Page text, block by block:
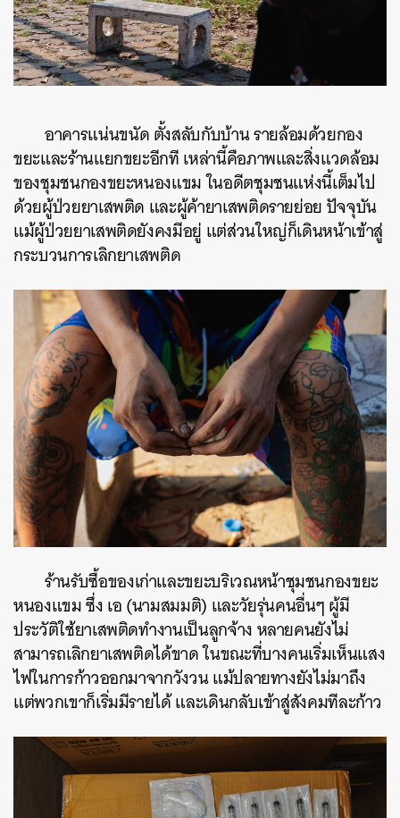
อาคารแน่นขนัด ตั้งสลับกับบ้าน รายล้อมด้วยกอง
ขยะและร้านแยกขยะอีกที เหล่านี้คือภาพและสิ่งแวดล้อม
ของชุมชนกองขยะหนองแขม ในอดีตชุมชนแห่งนี้เต็มไป
ด้วยผู้ป่วยยาเสพติด และผู้ค้ายาเสพติดรายย่อย ปัจจุบัน
แม้ผู้ป่วยยาเสพติดยังคงมีอยู่ แต่ส่วนใหญ่ก็เดินหน้าเข้าสู่
กระบวนการเลิกยาเสพติด
ร้านรับซื้อของเก่าและขยะบริเวณหน้าชุมชนกองขยะ
หนองแขม ซึ่ง เอ (นามสมมติ) และวัยรุ่นคนอื่นๆ ผู้มี
ประวัติใช้ยาเสพติดทำงานเป็นลูกจ้าง หลายคนยังไม่
สามารถเลิกยาเสพติดได้ขาด ในขณะที่บางคนเริ่มเห็นแสง
ไฟในการก้าวออกมาจากวังวน แม้ปลายทางยังไม่มาถึง
แต่พวกเขาก็เริ่มมีรายได้ และเดินกลับเข้าสู่สังคมทีละก้าว
ค้นหา
SHARE TWEET LINE